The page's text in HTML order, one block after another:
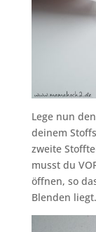
Lege nun
deinem
zweite
musst du
öffnen, so
Blenden liegt.